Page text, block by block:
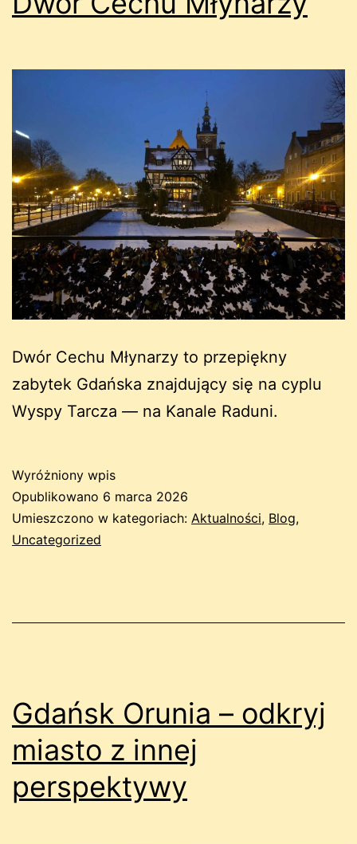
Dwór Cechu Młynarzy to przepiękny
zabytek Gdańska znajdujący się na cyplu
Wyspy Tarcza — na Kanale Raduni.
Wyróżniony wpis
Opublikowano 6 marca 2026
Umieszczono w kategoriach: Aktualności, Blog,
Uncategorized
Gdańsk Orunia – odkryj
miasto z innej
perspektywy